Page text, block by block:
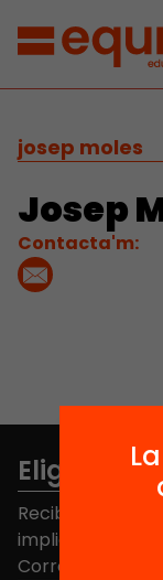
josep moles
Josep
Contacta'm:
Elige
Recibe
implicarte.
Correo